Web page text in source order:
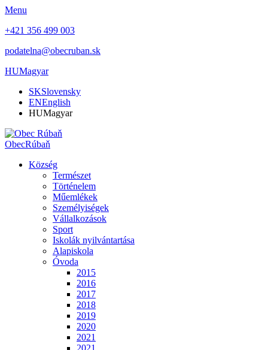
Menu
+421 356 499 003
podatelna@obecruban.sk
HUMagyar
SKSlovensky
ENEnglish
HUMagyar
ObecRúbaň
Község
Természet
Történelem
Műemlékek
Személyiségek
Vállalkozások
Sport
Iskolák nyilvántartása
Alapiskola
Óvoda
2015
2016
2017
2018
2019
2020
2021
2021